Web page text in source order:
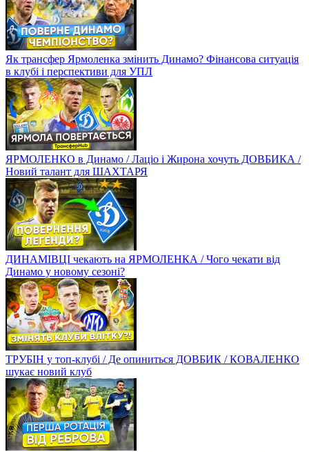
Як трансфер Ярмоленка змінить Динамо? Фінансова ситуація
в клубі і перспективи для УПЛ
ЯРМОЛЕНКО в Динамо / Лаціо і Жирона хочуть ДОВБИКА /
Новий талант для ШАХТАРЯ
ДИНАМІВЦІ чекають на ЯРМОЛЕНКА / Чого чекати від
Динамо у новому сезоні?
ТРУБІН у топ-клубі / Де опиниться ДОВБИК / КОВАЛЕНКО
шукає новий клуб